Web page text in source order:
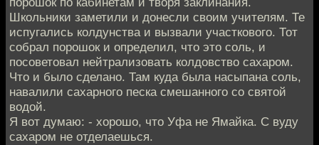
Школьники заметили и донесли своим учителям. Те
испугались колдунства и вызвали участкового. Тот
собрал порошок и определил, что это соль, и
посоветовал нейтрализовать колдовство сахаром.
Что и было сделано. Там куда была насыпана соль,
навалили сахарного песка смешанного со святой
водой.
Я вот думаю: - хорошо, что Уфа не Ямайка. С вуду
сахаром не отделаешься.